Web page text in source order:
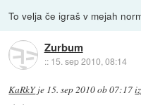
To velja če igraš v mejah
Zurbum
:: 15. sep 2010, 08:14
KaRkYje 15. sep 2010 ob 07:17